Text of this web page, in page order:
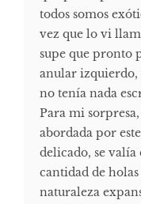
todos somos
vez que lo vi
supe que pronto
anular izquierdo,
no tenía nada
Para mi
abordada por
delicado, se
cantidad de holas
naturaleza